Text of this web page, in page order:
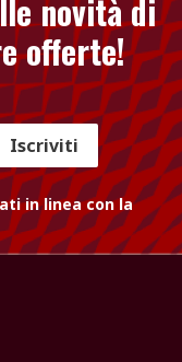
novità di
offerte!
Iscriviti
in linea con la